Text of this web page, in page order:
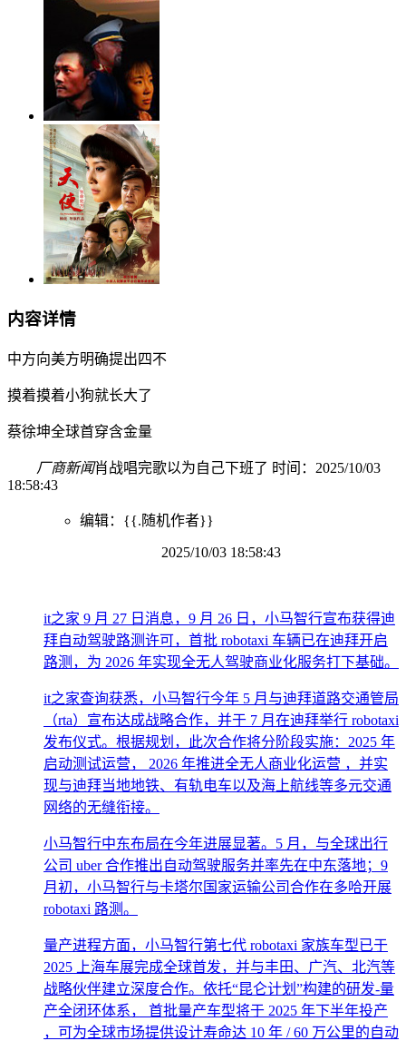
内容详情
中方向美方明确提出四不
摸着摸着小狗就长大了
蔡徐坤全球首穿含金量
厂商新闻肖战唱完歌以为自己下班了 时间：2025/10/03
18:58:43
编辑：{{.随机作者}}
2025/10/03 18:58:43
it之家 9 月 27 日消息，9 月 26 日，小马智行宣布获得迪
拜自动驾驶路测许可，首批 robotaxi 车辆已在迪拜开启
路测，为 2026 年实现全无人驾驶商业化服务打下基础。
it之家查询获悉，小马智行今年 5 月与迪拜道路交通管局
（rta）宣布达成战略合作，并于 7 月在迪拜举行 robotaxi
发布仪式。根据规划，此次合作将分阶段实施：2025 年
启动测试运营， 2026 年推进全无人商业化运营 ，并实
现与迪拜当地地铁、有轨电车以及海上航线等多元交通
网络的无缝衔接。
小马智行中东布局在今年进展显著。5 月，与全球出行
公司 uber 合作推出自动驾驶服务并率先在中东落地；9
月初，小马智行与卡塔尔国家运输公司合作在多哈开展
robotaxi 路测。
量产进程方面，小马智行第七代 robotaxi 家族车型已于
2025 上海车展完成全球首发，并与丰田、广汽、北汽等
战略伙伴建立深度合作。依托“昆仑计划”构建的研发-量
产全闭环体系， 首批量产车型将于 2025 年下半年投产
，可为全球市场提供设计寿命达 10 年 / 60 万公里的自动